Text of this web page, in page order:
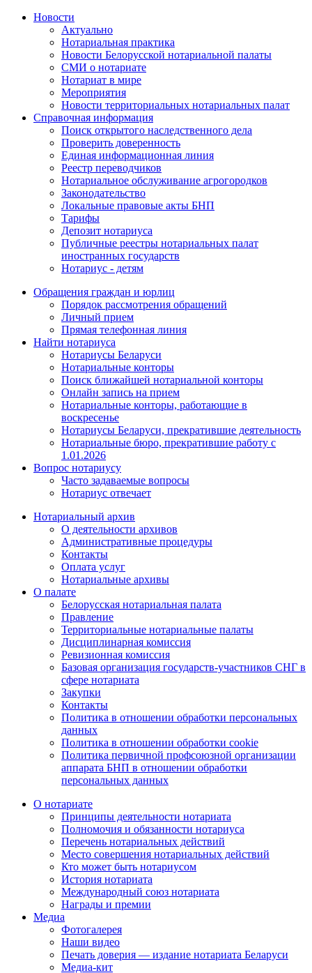
Новости
Актуально
Нотариальная практика
Новости Белорусской нотариальной палаты
СМИ о нотариате
Нотариат в мире
Мероприятия
Новости территориальных нотариальных палат
Справочная информация
Поиск открытого наследственного дела
Проверить доверенность
Единая информационная линия
Реестр переводчиков
Нотариальное обслуживание агрогородков
Законодательство
Локальные правовые акты БНП
Тарифы
Депозит нотариуса
Публичные реестры нотариальных палат
иностранных государств
Нотариус - детям
Обращения граждан и юрлиц
Порядок рассмотрения обращений
Личный прием
Прямая телефонная линия
Найти нотариуса
Нотариусы Беларуси
Нотариальные конторы
Поиск ближайшей нотариальной конторы
Онлайн запись на прием
Нотариальные конторы, работающие в
воскресенье
Нотариусы Беларуси, прекратившие деятельность
Нотариальные бюро, прекратившие работу с
1.01.2026
Вопрос нотариусу
Часто задаваемые вопросы
Нотариус отвечает
Нотариальный архив
О деятельности архивов
Административные процедуры
Контакты
Оплата услуг
Нотариальные архивы
О палате
Белорусская нотариальная палата
Правление
Территориальные нотариальные палаты
Дисциплинарная комиссия
Ревизионная комиссия
Базовая организация государств-участников СНГ в
сфере нотариата
Закупки
Контакты
Политика в отношении обработки персональных
данных
Политика в отношении обработки cookie
Политика первичной профсоюзной организации
аппарата БНП в отношении обработки
персональных данных
О нотариате
Принципы деятельности нотариата
Полномочия и обязанности нотариуса
Перечень нотариальных действий
Место совершения нотариальных действий
Кто может быть нотариусом
История нотариата
Международный союз нотариата
Награды и премии
Медиа
Фотогалерея
Наши видео
Печать доверия — издание нотариата Беларуси
Медиа-кит